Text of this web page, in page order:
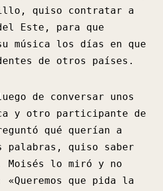
quiso contratar a
Este, para que
música los días en que
de otros países.
de conversar unos
y otro participante de
qué querían a
palabras, quiso saber
Moisés lo miró y no
que pida la